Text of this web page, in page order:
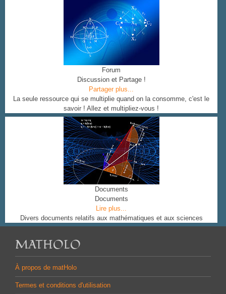
Forum
Discussion et Partage !
Partager plus...
La seule ressource qui se multiplie quand on la consomme, c'est le
savoir ! Allez et multipliez-vous !
Documents
Documents
Lire plus...
Divers documents relatifs aux mathématiques et aux sciences
MATHOLO
À propos de matHolo
Termes et conditions d'utilisation